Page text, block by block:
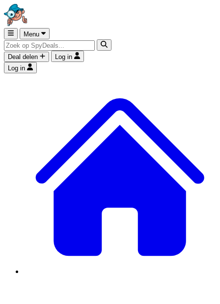
Menu
Deal delen
Log in
Log in